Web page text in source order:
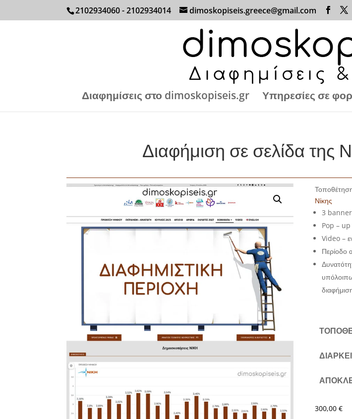
2102934060 - 2102934014 dimoskopiseis.greece@gmail.com
Διαφημίσεις στο dimoskopiseis.gr Υπηρεσίες σε
Διαφήμιση σε σελίδα της
Νίκης
3
Pop – up
Video –
Περίοδο
300,00€